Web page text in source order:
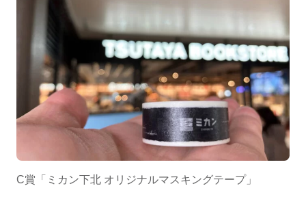
C賞「ミカン下北 オリジナルマスキングテープ」